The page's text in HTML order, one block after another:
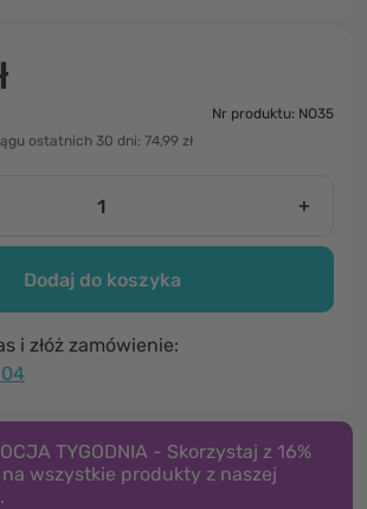
Nr produktu: NO35
ostatnich 30 dni: 74,99 zł
+
Dodaj do koszyka
i złóż zamówienie:
TYGODNIA - Skorzystaj z 16%
wszystkie produkty z naszej